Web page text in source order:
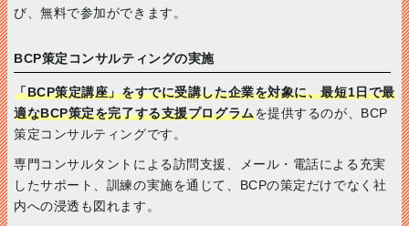
び、無料で参加ができます。
BCP策定コンサルティングの実施
「BCP策定講座」をすでに受講した企業を対象に、最短1日で最
適なBCP策定を完了する支援プログラムを提供するのが、BCP
策定コンサルティングです。
専門コンサルタントによる訪問支援、メール・電話による充実
したサポート、訓練の実施を通じて、BCPの策定だけでなく社
内への浸透も図れます。